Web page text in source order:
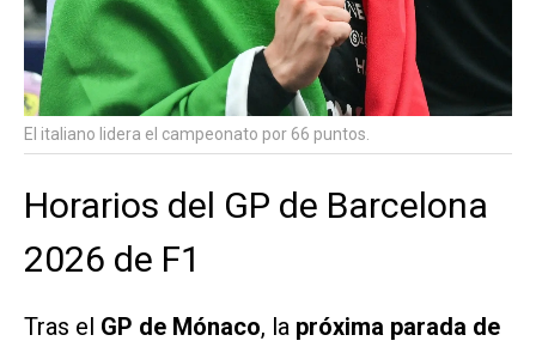
El italiano lidera el campeonato por 66 puntos.
Horarios del GP de Barcelona
2026 de F1
Tras el GP de Mónaco, la próxima parada de